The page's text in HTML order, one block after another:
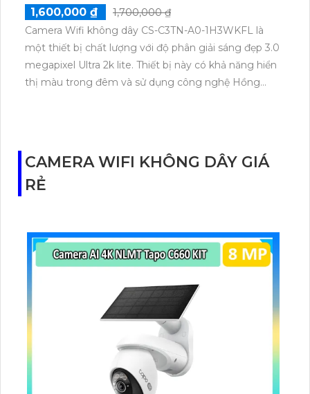
1,600,000 ₫
1,700,000 ₫
Camera Wifi không dây CS-C3TN-A0-1H3WKFL là
một thiết bị chất lượng với độ phân giải sáng đẹp 3.0
megapixel Ultra 2k lite. Thiết bị này có khả năng hiển
thị màu trong đêm và sử dụng công nghệ Hồng
là IP Wifi, giúp dễ dàng nâng cấp hệ thống. Ngoài ra,
camera còn tích hợp khả năng thu âm và loa chất
lượng.
CAMERA WIFI KHÔNG DÂY GIÁ
RẺ